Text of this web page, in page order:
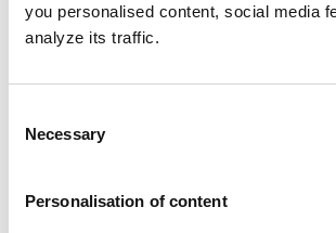
you personalised content, social media
analyze its traffic.
Selection
Necessary
Personalisation of content
Nos complace anunciar el
nueva...